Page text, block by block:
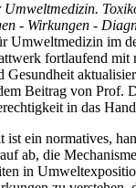
Umweltmedizin.
- Wirkungen -
Umweltmedizin im
fortlaufend mit
Gesundheit
Beitrag von Prof.
in das
ein normatives,
ab, die
in